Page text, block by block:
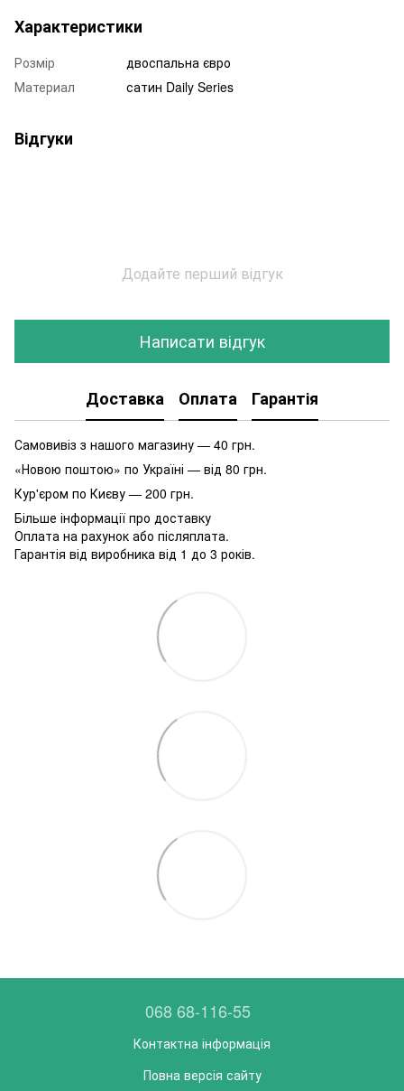
Характеристики
Розмір
двоспальна євро
Материал
сатин Daily Series
Відгуки
Додайте перший відгук
Написати відгук
Доставка Оплата Гарантія
Самовивіз з нашого магазину — 40 грн.
«Новою поштою» по Україні — від 80 грн.
Кур'єром по Києву — 200 грн.
Більше інформації про доставку
Оплата на рахунок або післяплата.
Гарантія від виробника від 1 до 3 років.
068 68-116-55
Контактна інформація
Повна версія сайту